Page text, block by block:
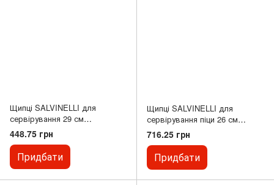
Щипці SALVINELLI для
сервірування 29 см
(MOLPAHO)
448.75 грн
Придбати
Щипці SALVINELLI для
сервірування піци 26 см
(MOLPIHO)
716.25 грн
Придбати